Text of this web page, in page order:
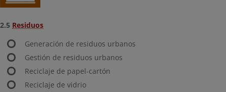
2.5 Residuos
Generación de residuos urbanos
Gestión de residuos urbanos
Reciclaje de papel-cartón
Reciclaje de vidrio